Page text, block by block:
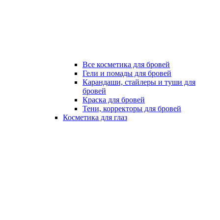
Все косметика для бровей
Гели и помады для бровей
Карандаши, стайлеры и туши для
бровей
Краска для бровей
Тени, корректоры для бровей
Косметика для глаз